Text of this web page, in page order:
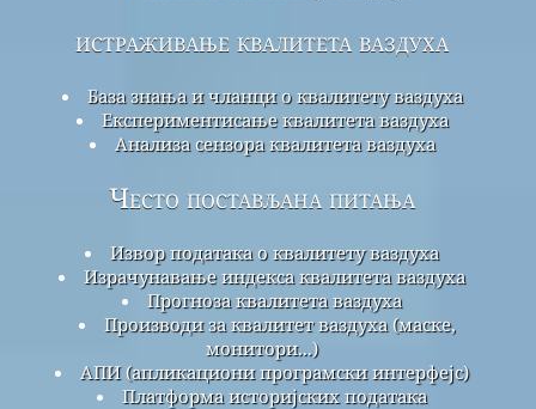
истраживање квалитета ваздуха
База знања и чланци о квалитету ваздуха
Експериментисање квалитета ваздуха
Анализа сензора квалитета ваздуха
Често постављана питања
Извор података о квалитету ваздуха
Израчунавање индекса квалитета ваздуха
Прогноза квалитета ваздуха
Производи за квалитет ваздуха (маске,
монитори...)
АПИ (апликациони програмски интерфејс)
Платформа историјских података